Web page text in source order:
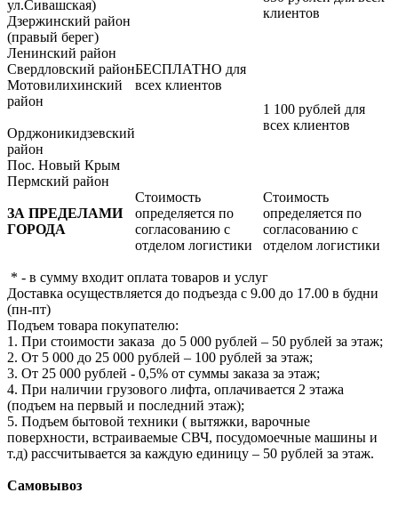
ул.Сивашская)
Дзержинский район
(правый берег)
Ленинский район
Свердловский район
Мотовилихинский
район
Орджоникидзевский
район
Пос. Новый Крым
Пермский район
БЕСПЛАТНО для
всех клиентов
клиентов
1 100 рублей для
всех клиентов
ЗА ПРЕДЕЛАМИ
ГОРОДА
Стоимость
определяется по
согласованию с
отделом логистики
Стоимость
определяется по
согласованию с
отделом логистики
* - в сумму входит оплата товаров и услуг
Доставка осуществляется до подъезда с 9.00 до 17.00 в будни
(пн-пт)
Подъем товара покупателю:
1. При стоимости заказа до 5 000 рублей – 50 рублей за этаж;
2. От 5 000 до 25 000 рублей – 100 рублей за этаж;
3. От 25 000 рублей - 0,5% от суммы заказа за этаж;
4. При наличии грузового лифта, оплачивается 2 этажа
(подъем на первый и последний этаж);
5. Подъем бытовой техники ( вытяжки, варочные
поверхности, встраиваемые СВЧ, посудомоечные машины и
т.д) рассчитывается за каждую единицу – 50 рублей за этаж.
Самовывоз